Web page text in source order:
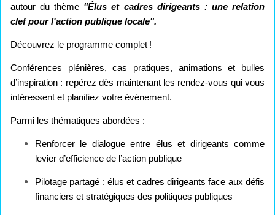
autour du thème "Élus et cadres dirigeants : une relation
clef pour l'action publique locale".
Découvrez le programme complet !
Conférences plénières, cas pratiques, animations et bulles
d’inspiration : repérez dès maintenant les rendez-vous qui vous
intéressent et planifiez votre événement.
Parmi les thématiques abordées :
Renforcer le dialogue entre élus et dirigeants comme
levier d’efficience de l’action publique
Pilotage partagé : élus et cadres dirigeants face aux défis
financiers et stratégiques des politiques publiques